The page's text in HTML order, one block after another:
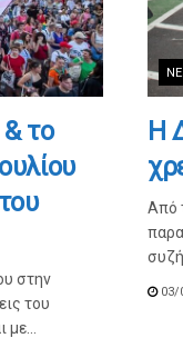
το
στην
του
Η
Από
03/